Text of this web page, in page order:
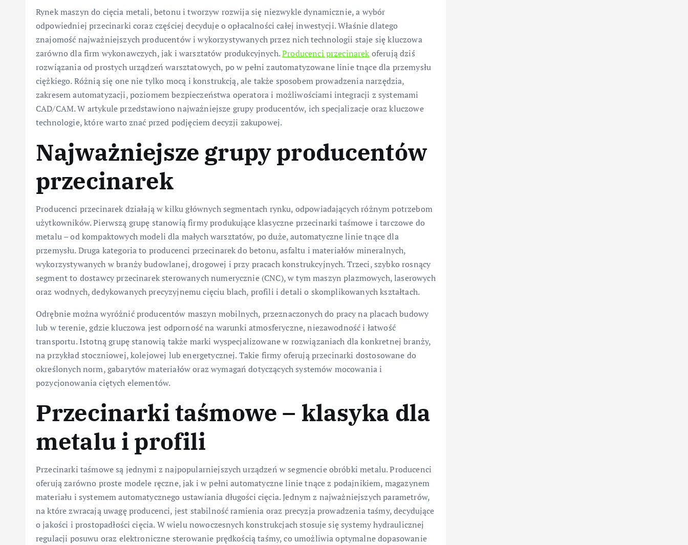
Rynek maszyn do cięcia metali, betonu i tworzyw rozwija się niezwykle dynamicznie, a wybór
odpowiedniej przecinarki coraz częściej decyduje o opłacalności całej inwestycji. Właśnie dlatego
znajomość najważniejszych producentów i wykorzystywanych przez nich technologii staje się kluczowa
zarówno dla firm wykonawczych, jak i warsztatów produkcyjnych.Producenci przecinarekoferują dziś
rozwiązania od prostych urządzeń warsztatowych, po w pełni zautomatyzowane linie tnące dla przemysłu
ciężkiego. Różnią się one nie tylko mocą i konstrukcją, ale także sposobem prowadzenia narzędzia,
zakresem automatyzacji, poziomem bezpieczeństwa operatora i możliwościami integracji z systemami
CAD/CAM. W artykule przedstawiono najważniejsze grupy producentów, ich specjalizacje oraz kluczowe
technologie, które warto znać przed podjęciem decyzji zakupowej.
Najważniejsze grupy producentów
przecinarek
Producenci przecinarek działają w kilku głównych segmentach rynku, odpowiadających różnym potrzebom
użytkowników. Pierwszą grupę stanowią firmy produkujące klasyczne przecinarki taśmowe i tarczowe do
metalu – od kompaktowych modeli dla małych warsztatów, po duże, automatyczne linie tnące dla
przemysłu. Druga kategoria to producenci przecinarek do betonu, asfaltu i materiałów mineralnych,
wykorzystywanych w branży budowlanej, drogowej i przy pracach konstrukcyjnych. Trzeci, szybko rosnący
segment to dostawcy przecinarek sterowanych numerycznie (CNC), w tym maszyn plazmowych, laserowych
oraz wodnych, dedykowanych precyzyjnemu cięciu blach, profili i detali o skomplikowanych kształtach.
Odrębnie można wyróżnić producentów maszyn mobilnych, przeznaczonych do pracy na placach budowy
lub w terenie, gdzie kluczowa jest odporność na warunki atmosferyczne, niezawodność i łatwość
transportu. Istotną grupę stanowią także marki wyspecjalizowane w rozwiązaniach dla konkretnej branży,
na przykład stoczniowej, kolejowej lub energetycznej. Takie firmy oferują przecinarki dostosowane do
określonych norm, gabarytów materiałów oraz wymagań dotyczących systemów mocowania i
pozycjonowania ciętych elementów.
Przecinarki taśmowe – klasyka dla
metalu i profili
Przecinarki taśmowe są jednymi z najpopularniejszych urządzeń w segmencie obróbki metalu. Producenci
oferują zarówno proste modele ręczne, jak i w pełni automatyczne linie tnące z podajnikiem, magazynem
materiału i systemem automatycznego ustawiania długości cięcia. Jednym z najważniejszych parametrów,
na które zwracają uwagę producenci, jest stabilność ramienia oraz precyzja prowadzenia taśmy, decydujące
o jakości i prostopadłości cięcia. W wielu nowoczesnych konstrukcjach stosuje się systemy hydraulicznej
regulacji posuwu oraz elektroniczne sterowanie prędkością taśmy, co umożliwia optymalne dopasowanie